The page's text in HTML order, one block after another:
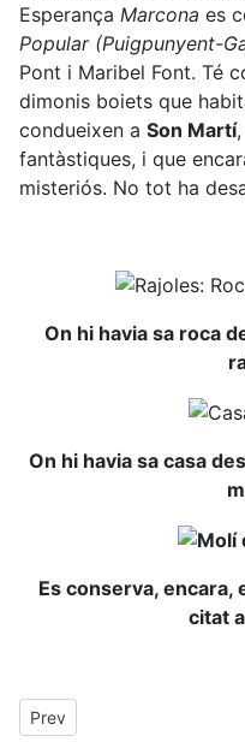
Esperança Marcona es
Popular (Puigpunyent-
Pont i Maribel Font. Té
dimonis boiets que
condueixen a Son Martí
fantàstiques, i que
misteriós. No tot ha
On hi havia sa roca
On hi havia sa casa
Es conserva, encara,
citat
Previous article: Riu, riuet,
Prev